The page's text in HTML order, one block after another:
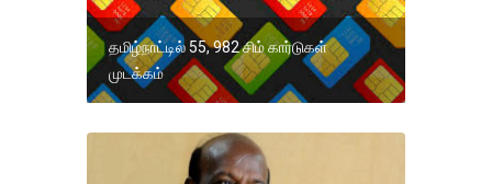
தமிழ்நாட்டில் 55, 982 சிம் கார்டுகள்
முடக்கம்